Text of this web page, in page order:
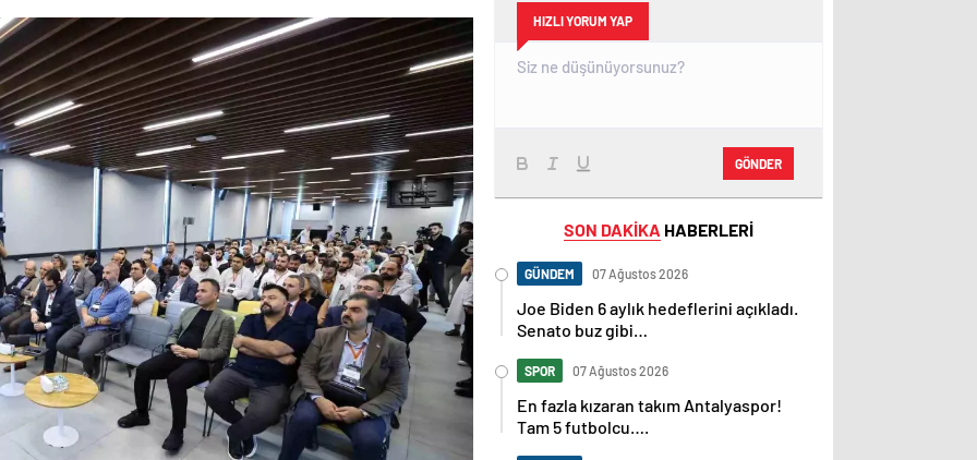
HIZLI YORUM YAP
GÖNDER
SON DAKİKA HABERLERİ
GÜNDEM 07 Ağustos 2026
Joe Biden 6 aylık hedeflerini açıkladı.
Senato buz gibi…
SPOR 07 Ağustos 2026
En fazla kızaran takım Antalyaspor!
Tam 5 futbolcu….